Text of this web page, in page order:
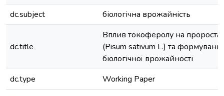
dc.subject
біологічна врожайність
dc.title
Вплив токоферолу на
(Pisum sativum L.) та
біологічної врожайності
dc.type
Working Paper